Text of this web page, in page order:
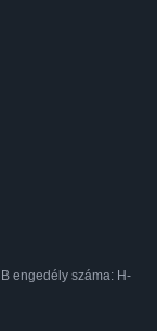
engedély száma: H-